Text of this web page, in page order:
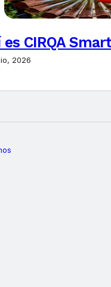
es CIRQA
2026